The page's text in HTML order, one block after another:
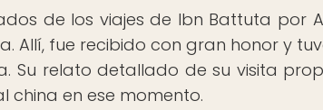
de los viajes de Ibn Battuta por
Allí, fue recibido con gran honor y
Su relato detallado de su visita
china en ese momento.